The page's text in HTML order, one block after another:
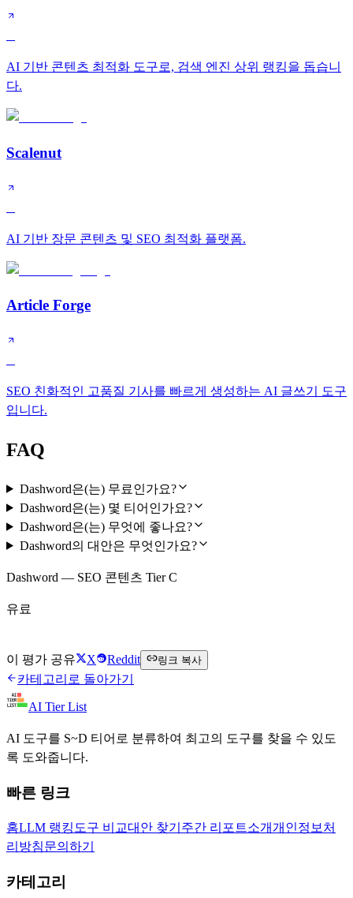
AI 기반 콘텐츠 최적화 도구로, 검색 엔진 상위 랭킹을 돕습니
다.
Scalenut
AI 기반 장문 콘텐츠 및 SEO 최적화 플랫폼.
Article Forge
SEO 친화적인 고품질 기사를 빠르게 생성하는 AI 글쓰기 도구
입니다.
FAQ
Dashword은(는) 무료인가요?
Dashword은(는) 몇 티어인가요?
Dashword은(는) 무엇에 좋나요?
Dashword의 대안은 무엇인가요?
Dashword — SEO 콘텐츠 Tier C
유료
이 평가 공유 X Reddit 링크 복사
카테고리로 돌아가기
AI Tier List
AI 도구를 S~D 티어로 분류하여 최고의 도구를 찾을 수 있도
록 도와줍니다.
빠른 링크
홈LLM 랭킹 도구 비교대안 찾기 주간 리포트소개개인정보처
리방침문의하기
카테고리